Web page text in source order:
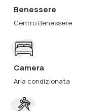
Benessere
Centro Benessere
Camera
Aria condizionata